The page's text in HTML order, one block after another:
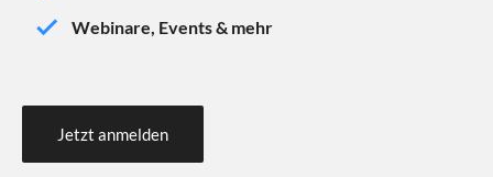
Webinare, Events & mehr
Jetzt anmelden